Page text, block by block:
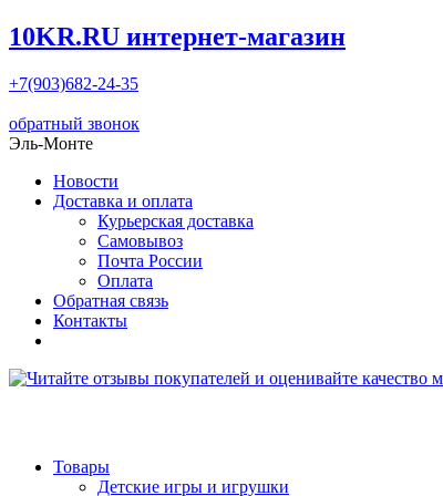
10KR.RU интернет-магазин
+7(903)682-24-35
обратный звонок
Эль-Монте
Новости
Доставка и оплата
Курьерская доставка
Самовывоз
Почта России
Оплата
Обратная связь
Контакты
Товары
Детские игры и игрушки